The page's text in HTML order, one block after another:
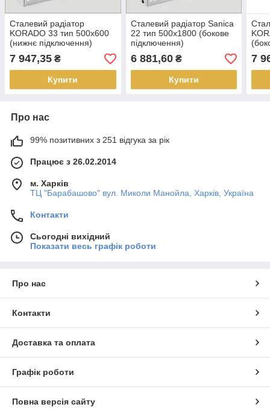
Сталевий радіатор
KORADO 33 тип 500х600
(нижнє підключення)
7 947,35 ₴
Купити
Сталевий радіатор Sanica
22 тип 500х1800 (бокове
підключення)
6 881,60₴
Купити
7
Про нас
99% позитивних з 251 відгука за рік
Працює з 26.02.2014
м. Харків
ТЦ "Барабашово" вул. Миколи Манойла, Харків, Україна
Контакти
Сьогодні вихідний
Показати весь графік роботи
Про нас
Контакти
Доставка та оплата
Графік роботи
Повна версія сайту